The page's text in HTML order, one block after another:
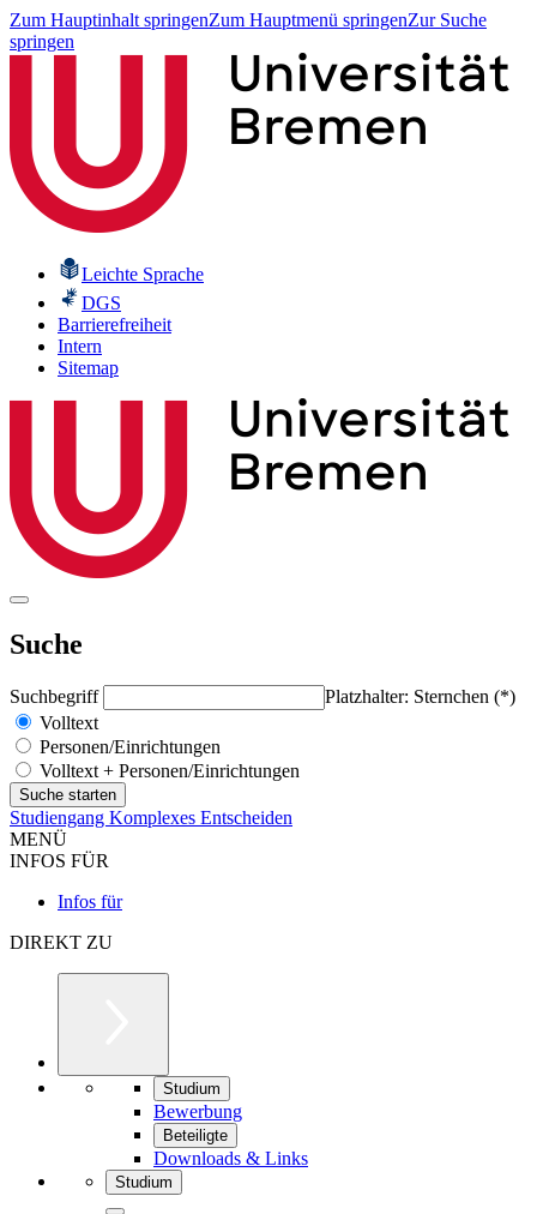
Zum Hauptinhalt springenZum Hauptmenü springenZur Suche
springen
Leichte Sprache
DGS
Barrierefreiheit
Intern
Sitemap
Suche
Suchbegriff
Platzhalter: Sternchen (*)
Volltext
Personen/Einrichtungen
Volltext + Personen/Einrichtungen
Studiengang Komplexes Entscheiden
MENÜ
INFOS FÜR
Infos für
DIREKT ZU
Studium
Bewerbung
Beteiligte
Downloads & Links
Studium